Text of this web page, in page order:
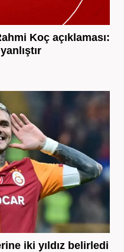
Koç açıklaması:
iki yıldız belirledi